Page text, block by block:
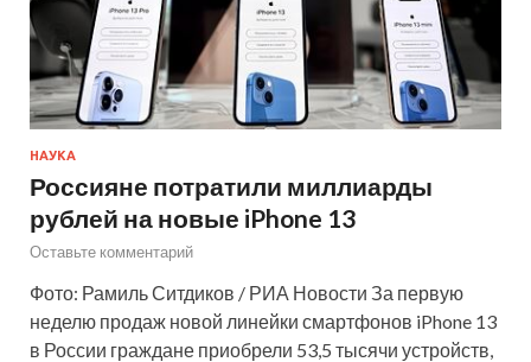
НАУКА
Россияне потратили миллиарды
рублей на новые iPhone 13
Оставьте комментарий
Фото: Рамиль Ситдиков / РИА Новости За первую
неделю продаж новой линейки смартфонов iPhone 13
в России граждане приобрели 53,5 тысячи устройств,